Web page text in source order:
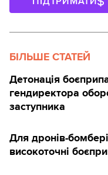
БІЛЬШЕ СТАТЕЙ
Детонація
гендиректора
заступника
Для дронів-
високоточні